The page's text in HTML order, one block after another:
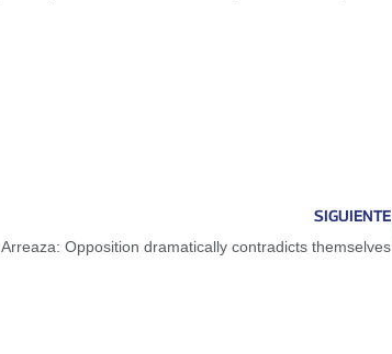
SIGUIENTE
Arreaza: Opposition dramatically contradicts themselves